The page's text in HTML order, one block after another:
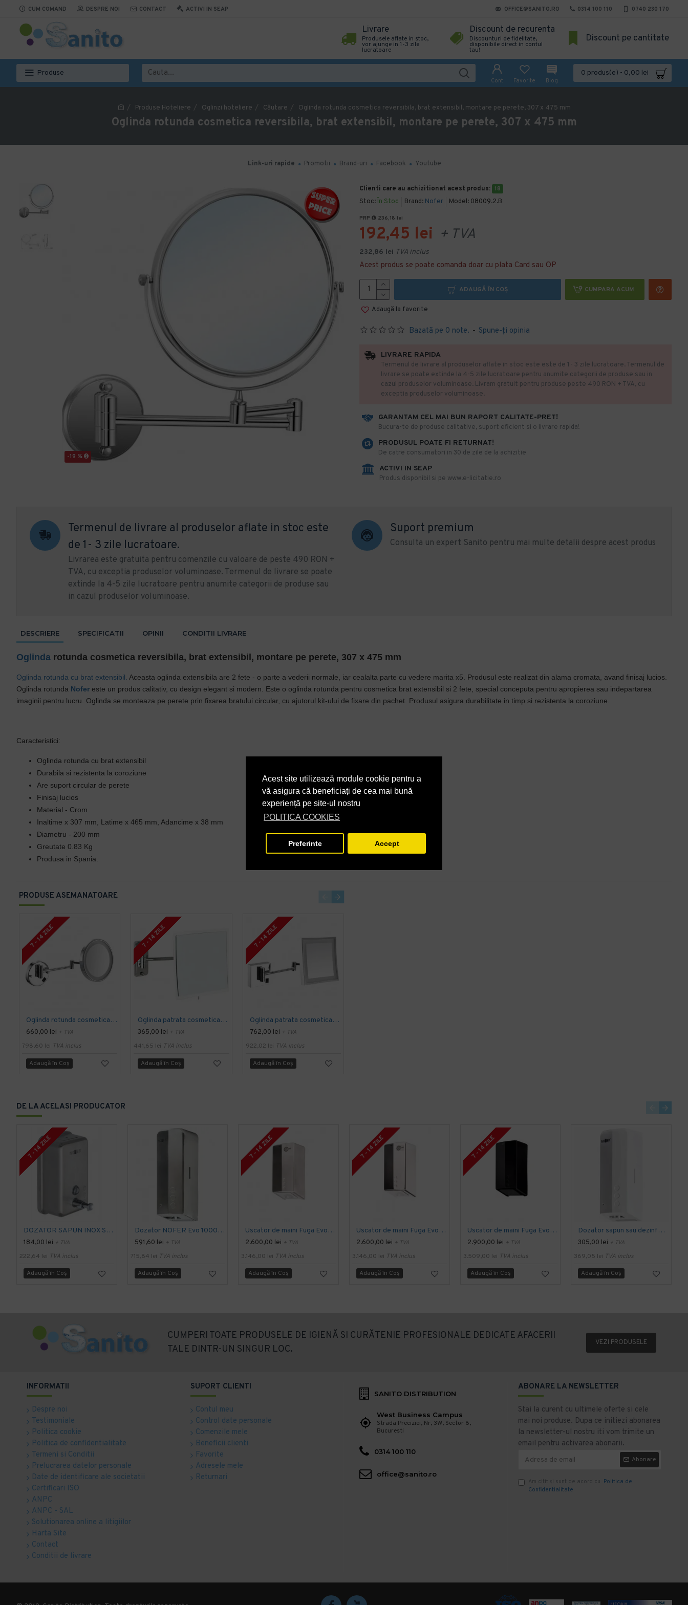
Acest site utilizează module cookie pentru a
vă asigura că beneficiați de cea mai bună
experiență pe site-ul nostru
POLITICA COOKIES
Preferinte Accept
CUM COMAND DESPRE NOI CONTACT ACTIVI IN SEAP OFFICE@SANITO.RO 0314 100 110 0740 230 170
Livrare
Produsele aflate in stoc,
vor ajunge in 1-3 zile
lucratoare
Discount de recurenta
Discounturi de fidelitate,
disponibile direct in contul
tau!
Discount pe cantitate
Produse
Cont Favorite Blog
0 produs(e) - 0,00 lei
Produse Hoteliere Oglinzi hoteliere Căutare Oglinda rotunda cosmetica reversibila, brat extensibil, montare pe perete, 307 x 475 mm
Oglinda rotunda cosmetica reversibila, brat extensibil, montare pe perete, 307 x 475 mm
Link-uri rapide Promotii Brand-uri Facebook Youtube
-19 %
Clienti care au achizitionat acest produs: 18
Stoc: În Stoc Brand: Nofer Model: 08009.2.B
Bazată pe 0 note. - Spune-ţi opinia
PRP 236,18 lei
192,45 lei + TVA
232,86 lei TVA inclus
Acest produs se poate comanda doar cu plata Card sau OP
ADAUGĂ ÎN COŞ CUMPARA ACUM
Adaugă la favorite
GARANTAM CEL MAI BUN RAPORT CALITATE-PRET!
​Bucura-te de produse calitative, suport eficient si o livrare rapida!
PRODUSUL POATE FI RETURNAT!
De catre consumatori in 30 de zile de la achizitie
ACTIVI IN SEAP
Produs disponibil si pe www.e-licitatie.ro
LIVRARE RAPIDA
Termenul de livrare al produselor aflate in stoc este este de 1- 3 zile lucratoare. Termenul de
livrare se poate extinde la 4-5 zile lucratoare pentru anumite categorii de produse sau in
cazul produselor voluminoase. Livram gratuit pentru produse peste 490 RON + TVA, cu
exceptia produselor voluminoase.
Termenul de livrare al produselor aflate in stoc este
de 1- 3 zile lucratoare.
Livrarea este gratuita pentru comenzile cu valoare de peste 490 RON +
TVA, cu exceptia produselor voluminoase. Termenul de livrare se poate
extinde la 4-5 zile lucratoare pentru anumite categorii de produse sau
in cazul produselor voluminoase.
Suport premium
Consulta un expert Sanito pentru mai multe detalii despre acest produs
PRODUSE ASEMANATOARE
7 - 14 ZILE
Oglinda rotunda cosmetica reversibila, brat extensibil si iluminare Led, montare pe perete, 244 x 215 mm
660,00 lei + TVA
798,60 lei TVA inclus
Adaugă în Coş
7 - 14 ZILE
Oglinda patrata cosmetica, brat extensibil, montare pe perete, 210 x 455 mm
365,00 lei + TVA
441,65 lei TVA inclus
Adaugă în Coş
7 - 14 ZILE
Oglinda patrata cosmetica, brat extensibil si iluminare Led, montare pe perete, 252 x 230 mm
762,00 lei + TVA
922,02 lei TVA inclus
Adaugă în Coş
DE LA ACELASI PRODUCATOR
7 - 14 ZILE
DOZATOR SAPUN INOX SATINAT 1200ml,NOFER
184,00 lei + TVA
222,64 lei TVA inclus
Adaugă în Coş
Dozator NOFER Evo 1000ml inox cu senzor
591,60 lei + TVA
715,84 lei TVA inclus
Adaugă în Coş
7 - 14 ZILE
Uscator de maini Fuga Evo, UV si filtru HEPA, inox satinat
2.600,00 lei + TVA
3.146,00 lei TVA inclus
Adaugă în Coş
7 - 14 ZILE
Uscator de maini Fuga Evo, UV si filtru HEPA, inox lucios
2.600,00 lei + TVA
3.146,00 lei TVA inclus
Adaugă în Coş
7 - 14 ZILE
Uscator de maini Fuga Evo, UV si filtru HEPA, negru mat
2.900,00 lei + TVA
3.509,00 lei TVA inclus
Adaugă în Coş
Dozator sapun sau dezinfectant, cu senzor, alb, 1L, Nofer
305,00 lei + TVA
369,05 lei TVA inclus
Adaugă în Coş
DESCRIERE SPECIFICATII OPINII CONDITII LIVRARE
Oglinda rotunda cosmetica reversibila, brat extensibil, montare pe perete, 307 x 475 mm
Oglinda rotunda cu brat extensibil. Aceasta oglinda extensibila are 2 fete - o parte a vederii normale, iar cealalta parte cu vedere marita x5. Produsul este realizat din alama cromata, avand finisaj lucios.
Oglinda rotunda Nofer este un produs calitativ, cu design elegant si modern. Este o oglinda rotunda pentru cosmetica brat extensibil si 2 fete, special conceputa pentru apropierea sau indepartarea
imaginii pentru lucru. Oglinda se monteaza pe perete prin fixarea bratului circular, cu ajutorul kit-ului de fixare din pachet. Produsul asigura durabilitate in timp si rezistenta la coroziune.
Caracteristici:
Oglinda rotunda cu brat extensibil
Durabila si rezistenta la coroziune
Are suport circular de perete
Finisaj lucios
Material - Crom
Inaltime x 307 mm, Latime x 465 mm, Adancime x 38 mm
Diametru - 200 mm
Greutate 0.83 Kg
Produsa in Spania.
CUMPERI TOATE PRODUSELE DE IGIENĂ SI CURĂTENIE PROFESIONALE DEDICATE AFACERII
TALE DINTR-UN SINGUR LOC.
VEZI PRODUSELE
INFORMATII
Despre noi
Testimoniale
Politica cookie
Politica de confidentialitate
Termeni si Conditii
Prelucrarea datelor personale
Date de identificare ale societatii
Certificari ISO
ANPC
ANPC - SAL
Solutionarea online a litigiilor
Harta Site
Contact
Conditii de livrare
SUPORT CLIENTI
Contul meu
Control date personale
Comenzile mele
Beneficii clienti
Favorite
Adresele mele
Returnari
SANITO DISTRIBUTION
West Business Campus
Strada Preciziei, Nr, 3W, Sector 6,
Bucuresti
0314 100 110
office@sanito.ro
ABONARE LA NEWSLETTER
Stai la curent cu ultimele oferte si cele
mai noi produse. Dupa ce initiezi abonarea
la newsletter-ul nostru iti vom trimite un
email pentru activarea abonarii.
Abonare
Am citit şi sunt de acord cu Politica de
Confidentialitate